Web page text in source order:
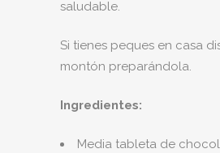
saludable.
Si tienes peques en casa
montón preparándola.
Ingredientes:
Media tableta de